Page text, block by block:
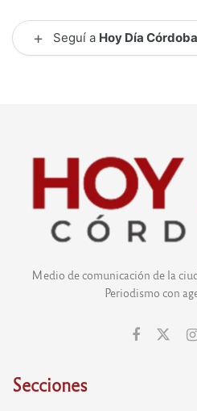
+ Seguí a Hoy Día Córdoba
Medio de comunicación de la
Periodismo con
Secciones